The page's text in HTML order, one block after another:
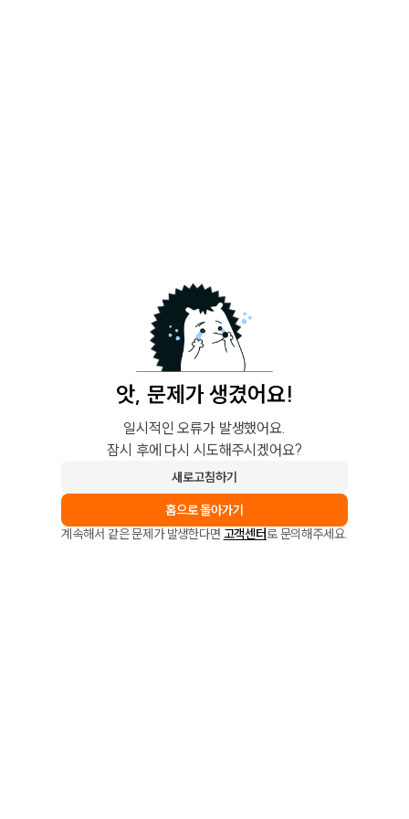
앗, 문제가 생겼어요!
일시적인 오류가 발생했어요.
잠시 후에 다시 시도해주시겠어요?
새로고침하기
홈으로 돌아가기
계속해서 같은 문제가 발생한다면 고객센터로 문의해주세요.